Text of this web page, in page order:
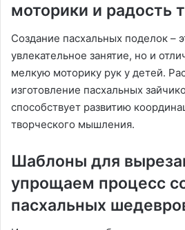
моторики и радость
Создание пасхальных поделок –
увлекательное занятие, но и
мелкую моторику рук у детей.
изготовление пасхальных
способствует развитию
творческого мышления.
Шаблоны для
упрощаем процесс
пасхальных